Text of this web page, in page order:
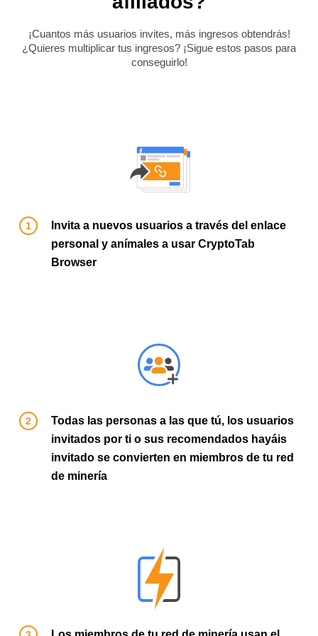
¡Cuantos más usuarios invites, más ingresos obtendrás!
¿Quieres multiplicar tus ingresos? ¡Sigue estos pasos para
conseguirlo!
Invita a nuevos usuarios a través del enlace
personal y anímales a usar CryptoTab
Browser
Todas las personas a las que tú, los usuarios
invitados por ti o sus recomendados hayáis
invitado se convierten en miembros de tu red
de minería